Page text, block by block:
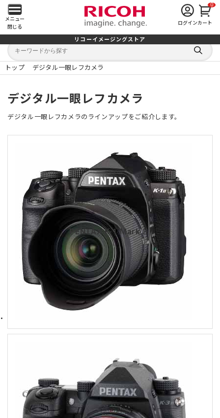
メ
イ
ン
メ
ニ
ュ
ー
く
メニュー
閉じる
ログイン
0
カート
リコーイメージングストア
キ
ワ
ー
キ
検
索
る
トップ デジタル一眼レフカメラ
デジタル一眼レフカメラ
デジタル一眼レフカメラのラインアップをご紹介します。
PENTAX K-1 Mark II